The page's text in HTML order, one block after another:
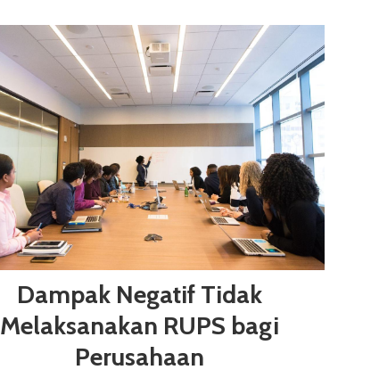
Dampak Negatif Tidak
Melaksanakan RUPS bagi
Perusahaan